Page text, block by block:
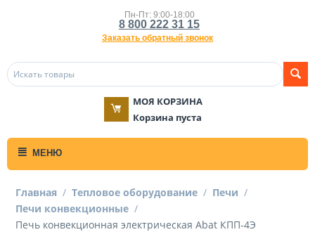
Пн-Пт: 9:00-18:00
8 800 222 31 15
Заказать обратный звонок
МОЯ КОРЗИНА
Корзина пуста
МЕНЮ
Главная / Тепловое оборудование / Печи /
Печи конвекционные /
Печь конвекционная электрическая Abat КПП-4Э